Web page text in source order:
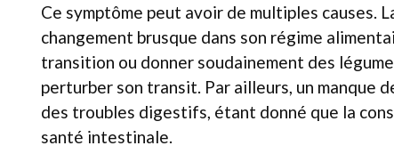
Ce symptôme peut avoir de multiples causes.
changement brusque dans son régime
transition ou donner soudainement des
perturber son transit. Par ailleurs, un manque
des troubles digestifs, étant donné que la
santé intestinale.